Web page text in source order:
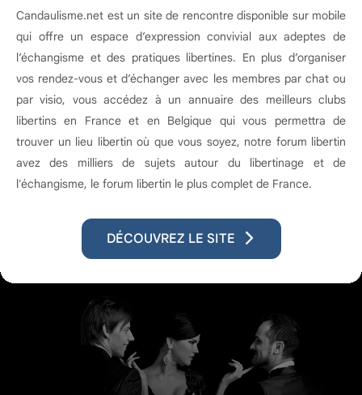
Candaulisme.net est un site de rencontre disponible sur mobile
qui offre un espace d’expression convivial aux adeptes de
l’échangisme et des pratiques libertines. En plus d’organiser
vos rendez-vous et d’échanger avec les membres par chat ou
par visio, vous accédez à un annuaire des meilleurs clubs
libertins en France et en Belgique qui vous permettra de
trouver un lieu libertin où que vous soyez, notre forum libertin
avez des milliers de sujets autour du libertinage et de
l'échangisme, le forum libertin le plus complet de France.
DÉCOUVREZ LE SITE